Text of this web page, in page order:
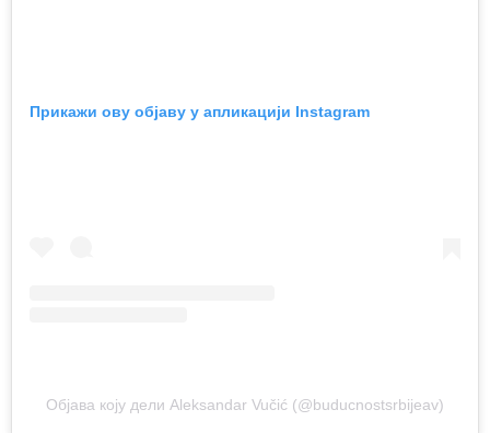
Прикажи ову објаву у апликацији Instagram
Објава коју дели Aleksandar Vučić (@buducnostsrbijeav)